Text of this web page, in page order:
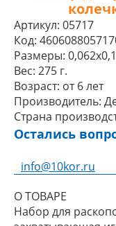
Артикул: 05717
Код:
Размеры:
Вес: 275 г.
Возраст: от 6 лет
Производитель:
Страна
Остались
info@10kor.ru
О ТОВАРЕ
Набор для